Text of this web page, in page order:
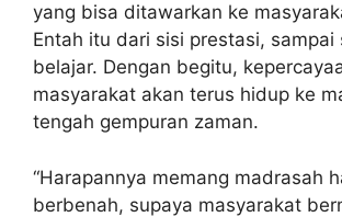
yang bisa ditawarkan ke
Entah itu dari sisi prestasi, sampai
belajar. Dengan begitu,
masyarakat akan terus hidup ke
tengah gempuran zaman.
“Harapannya memang madrasah
berbenah, supaya masyarakat